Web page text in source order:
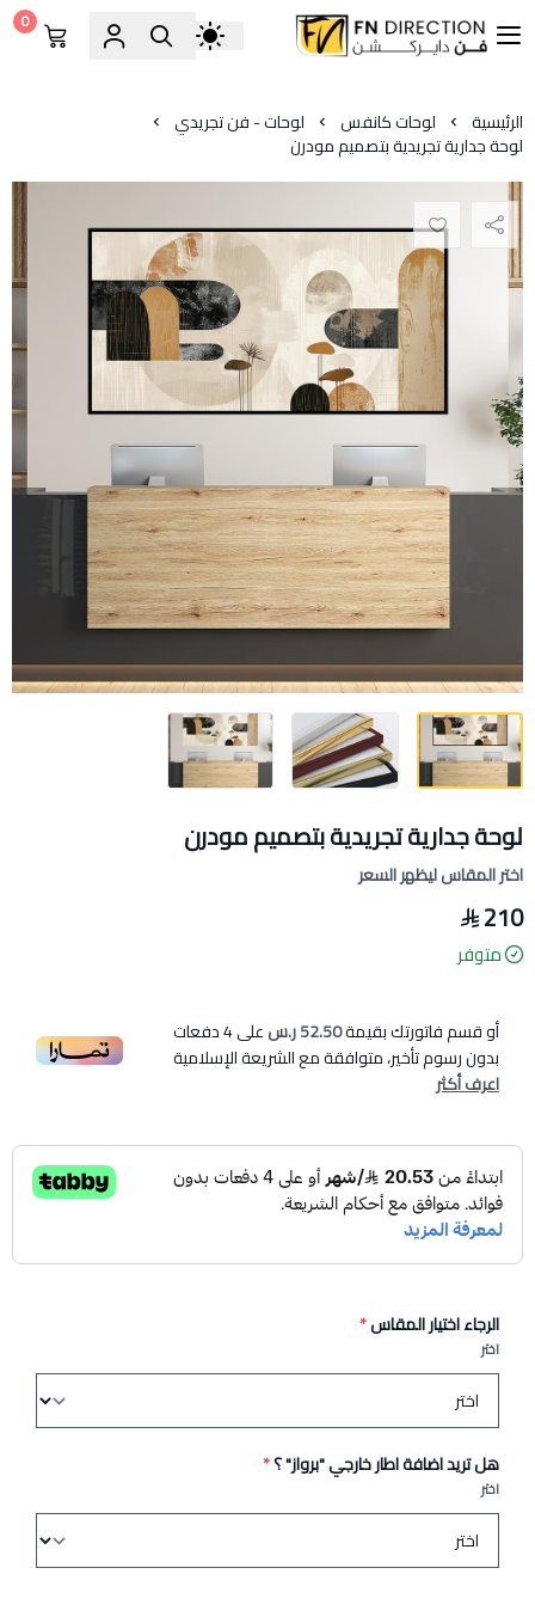
فن دايركشن
0
الرئيسية لوحات كانفس لوحات - فن تجريدي
لوحة جدارية تجريدية بتصميم مودرن
لوحة جدارية تجريدية بتصميم مودرن
اختر المقاس ليظهر السعر
210
متوفر
أو قسم فاتورتك بقيمة52.50 ر.س على4دفعات
بدون رسوم تأخير، متوافقة مع الشريعة الإسلامية
اعرف أكثر
الرجاء اختيار المقاس*
اختر
هل تريد اضافة اطار خارجي "برواز" ؟*
اختر